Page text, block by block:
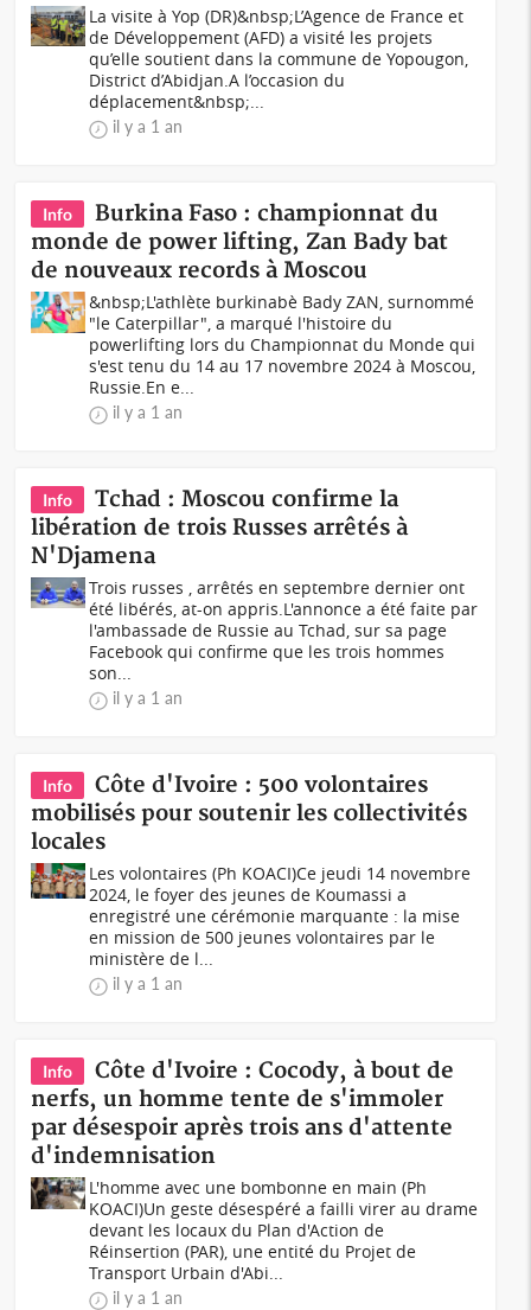
La visite à Yop (DR)&nbsp;L’Agence de France et
de Développement (AFD) a visité les projets
qu’elle soutient dans la commune de Yopougon,
District d’Abidjan.A l’occasion du
déplacement&nbsp;...
il y a 1 an
Info
Burkina Faso : championnat du
monde de power lifting, Zan Bady bat
de nouveaux records à Moscou
&nbsp;L'athlète burkinabè Bady ZAN, surnommé
"le Caterpillar", a marqué l'histoire du
powerlifting lors du Championnat du Monde qui
s'est tenu du 14 au 17 novembre 2024 à Moscou,
Russie.En e...
il y a 1 an
Info
Tchad : Moscou confirme la
libération de trois Russes arrêtés à
N'Djamena
Trois russes , arrêtés en septembre dernier ont
été libérés, at-on appris.L'annonce a été faite par
l'ambassade de Russie au Tchad, sur sa page
Facebook qui confirme que les trois hommes
son...
il y a 1 an
Info
Côte d'Ivoire : 500 volontaires
mobilisés pour soutenir les collectivités
locales
Les volontaires (Ph KOACI)Ce jeudi 14 novembre
2024, le foyer des jeunes de Koumassi a
enregistré une cérémonie marquante : la mise
en mission de 500 jeunes volontaires par le
ministère de l...
il y a 1 an
Info
Côte d'Ivoire : Cocody, à bout de
nerfs, un homme tente de s'immoler
par désespoir après trois ans d'attente
d'indemnisation
L'homme avec une bombonne en main (Ph
KOACI)Un geste désespéré a failli virer au drame
devant les locaux du Plan d'Action de
Réinsertion (PAR), une entité du Projet de
Transport Urbain d'Abi...
il y a 1 an